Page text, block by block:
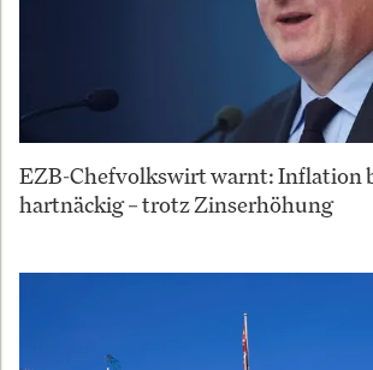
EZB-Chefvolkswirt warnt: Inflation
hartnäckig – trotz Zinserhöhung